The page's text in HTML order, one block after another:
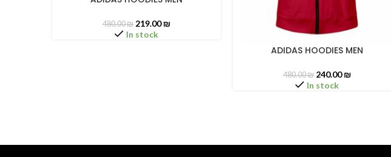
480.00₪ 219.00₪
In stock
SELECT OPTIONSADIDAS HOODIES MEN
480.00₪ 240.00₪
In stock